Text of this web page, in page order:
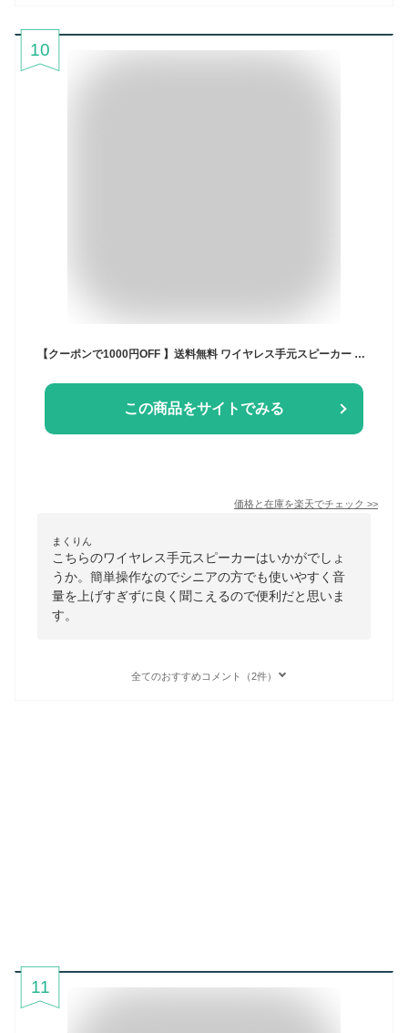
10
【クーポンで1000円OFF 】送料無料 ワイヤレス手元スピーカー テレビ用 耳元スピーカー 音届け 高齢者 耳元 テレビスピーカー テレビ 手元スピーカー 無線 コードレス ワイヤレススピーカー 充電式 大音量 深夜 スポーツ観戦 遅れてごめんね 敬老の日 ギフト 新聞掲載
この商品をサイトでみる
価格と在庫を楽天でチェック >>
まくりん
こちらのワイヤレス手元スピーカーはいかがでしょ
うか。簡単操作なのでシニアの方でも使いやすく音
量を上げすぎずに良く聞こえるので便利だと思いま
す。
全てのおすすめコメント（2件）
11